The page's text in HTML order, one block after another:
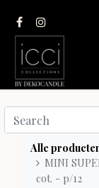
Alle
MINI
cot. - p/12